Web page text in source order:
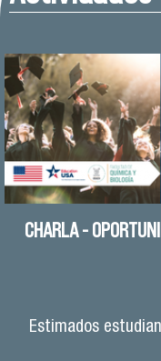
CHARLA -
Estimados